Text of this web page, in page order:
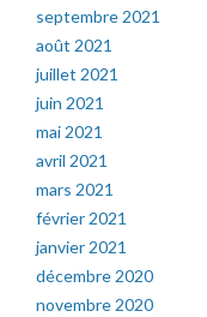
septembre 2021
août 2021
juillet 2021
juin 2021
mai 2021
avril 2021
mars 2021
février 2021
janvier 2021
décembre 2020
novembre 2020